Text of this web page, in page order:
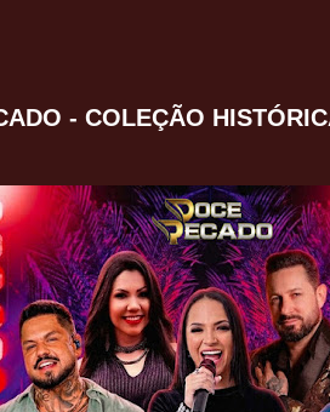
- COLEÇÃO